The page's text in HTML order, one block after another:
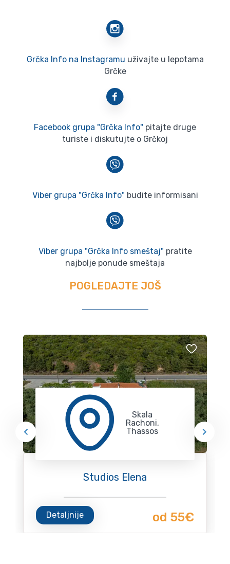
Grčka Info na Instagramu uživajte u lepotama
Grčke
Facebook grupa "Grčka Info" pitajte druge
turiste i diskutujte o Grčkoj
Viber grupa "Grčka Info" budite informisani
Viber grupa "Grčka Info smeštaj" pratite
najbolje ponude smeštaja
POGLEDAJTE JOŠ
Skala
Rachoni,
Thassos
Studios Elena
Detaljnije od 55€